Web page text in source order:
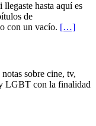
llegaste hasta aquí es
de
con un vacío. […]
sobre cine, tv,
LGBT con la finalidad